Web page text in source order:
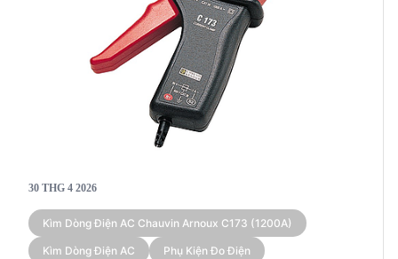
30 THG 4 2026
Kìm Dòng Điện AC Chauvin Arnoux C173 (1200A)
Kìm Dòng Điện AC Phụ Kiện Đo Điện